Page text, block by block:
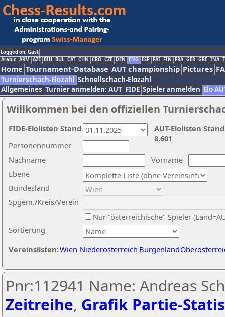
Logged on: Gast
Arabic ARM AZE BIH BUL CAT CHN CRO CZE DEN ENG ESP FAI FIN FRA GER GRE INA
Home Tournament-Database AUT championship Pictures
Turnierschach-Elozahl Schnellschach-Elozahl
Allgemeines Turnier anmelden: AUT FIDE Spieler anmelden Elo
Willkommen bei den offiziellen
Nachname
Vorname
Ebene
Sortierung
Personennummer
Bundesland
Spgem./Kreis/Verein
Nur "österreichische" Spieler
Vereinslisten:Wien Niederösterreich Burgenland
AUT-Elolisten
8.601
FIDE-Elolisten Stand
Pnr:112941 Name: Andreas
Zeitreihe, Grafik Partie-